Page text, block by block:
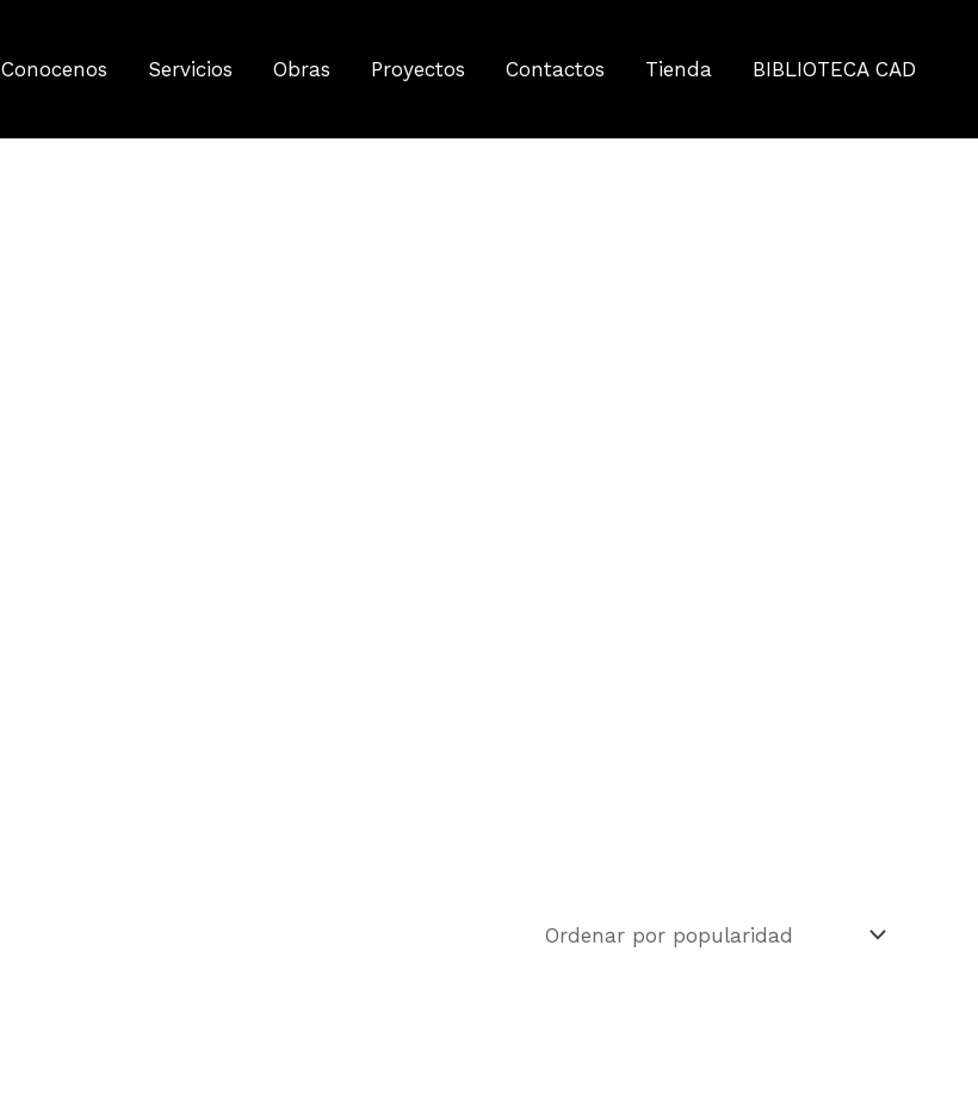
Conocenos Servicios Obras Proyectos Contactos Tienda BIBLIOTECA CAD